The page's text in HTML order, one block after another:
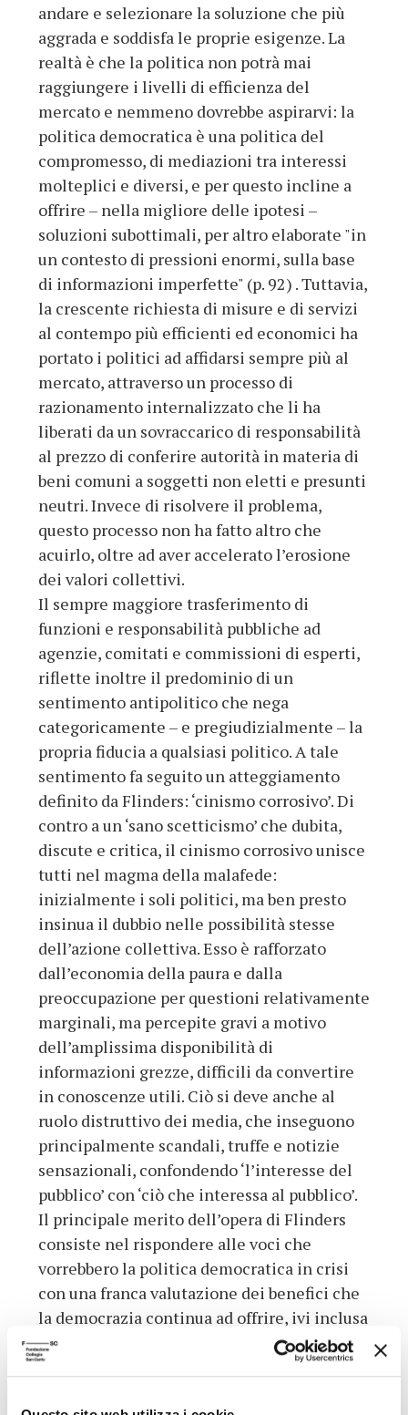
andare e selezionare la soluzione che più
aggrada e soddisfa le proprie esigenze. La
realtà è che la politica non potrà mai
raggiungere i livelli di efficienza del
mercato e nemmeno dovrebbe aspirarvi: la
politica democratica è una politica del
compromesso, di mediazioni tra interessi
molteplici e diversi, e per questo incline a
offrire – nella migliore delle ipotesi –
soluzioni subottimali, per altro elaborate "in
un contesto di pressioni enormi, sulla base
di informazioni imperfette" (p. 92) . Tuttavia,
la crescente richiesta di misure e di servizi
al contempo più efficienti ed economici ha
portato i politici ad affidarsi sempre più al
mercato, attraverso un processo di
razionamento internalizzato che li ha
liberati da un sovraccarico di responsabilità
al prezzo di conferire autorità in materia di
beni comuni a soggetti non eletti e presunti
neutri. Invece di risolvere il problema,
questo processo non ha fatto altro che
acuirlo, oltre ad aver accelerato l’erosione
dei valori collettivi.
Il sempre maggiore trasferimento di
funzioni e responsabilità pubbliche ad
agenzie, comitati e commissioni di esperti,
riflette inoltre il predominio di un
sentimento antipolitico che nega
categoricamente – e pregiudizialmente – la
propria fiducia a qualsiasi politico. A tale
sentimento fa seguito un atteggiamento
definito da Flinders: ‘cinismo corrosivo’. Di
contro a un ‘sano scetticismo’ che dubita,
discute e critica, il cinismo corrosivo unisce
tutti nel magma della malafede:
inizialmente i soli politici, ma ben presto
insinua il dubbio nelle possibilità stesse
dell’azione collettiva. Esso è rafforzato
dall’economia della paura e dalla
preoccupazione per questioni relativamente
marginali, ma percepite gravi a motivo
dell’amplissima disponibilità di
informazioni grezze, difficili da convertire
in conoscenze utili. Ciò si deve anche al
ruolo distruttivo dei media, che inseguono
principalmente scandali, truffe e notizie
sensazionali, confondendo ‘l’interesse del
pubblico’ con ‘ciò che interessa al pubblico’.
Il principale merito dell’opera di Flinders
consiste nel rispondere alle voci che
vorrebbero la politica democratica in crisi
con una franca valutazione dei benefici che
la democrazia continua ad offrire, ivi inclusa
la possibilità di riformarsi. Questa riforma
dipende, almeno in parte, direttamente